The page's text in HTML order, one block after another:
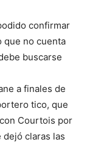
confirmar
que no cuenta
buscarse
a finales de
tico, que
Courtois por
claras las